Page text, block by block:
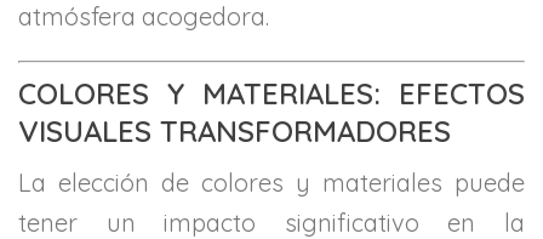
atmósfera acogedora.
COLORES Y MATERIALES: EFECTOS
VISUALES TRANSFORMADORES
La elección de colores y materiales puede
tener un impacto significativo en la